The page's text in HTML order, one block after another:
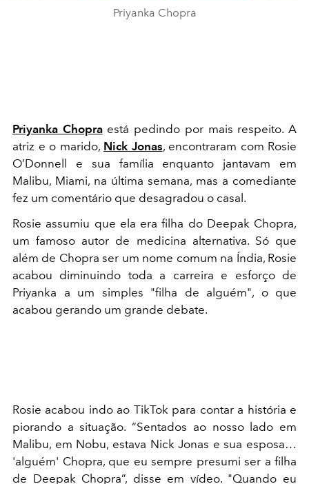
Priyanka Chopra
Priyanka Chopraestá pedindo por mais respeito. A
atriz e o marido, Nick Jonas, encontraram com Rosie
O’Donnell e sua família enquanto jantavam em
Malibu, Miami, na última semana, mas a comediante
fez um comentário que desagradou o casal.
Rosie assumiu que ela era filha do Deepak Chopra,
um famoso autor de medicina alternativa. Só que
além de Chopra ser um nome comum na Índia, Rosie
acabou diminuindo toda a carreira e esforço de
Priyanka a um simples "filha de alguém", o que
acabou gerando um grande debate.
Rosie acabou indo ao TikTok para contar a história e
piorando a situação. “Sentados ao nosso lado em
Malibu, em Nobu, estava Nick Jonas e sua esposa…
'alguém' Chopra, que eu sempre presumi ser a filha
de Deepak Chopra”, disse em vídeo. "Quando eu